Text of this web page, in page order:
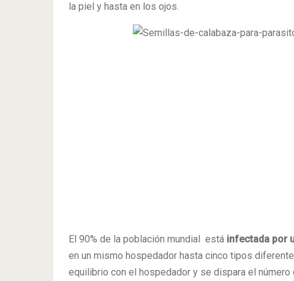
la piel y hasta en los ojos.
El 90% de la población mundial está infectada por
en un mismo hospedador hasta cinco tipos
equilibrio con el hospedador y se dispara el número